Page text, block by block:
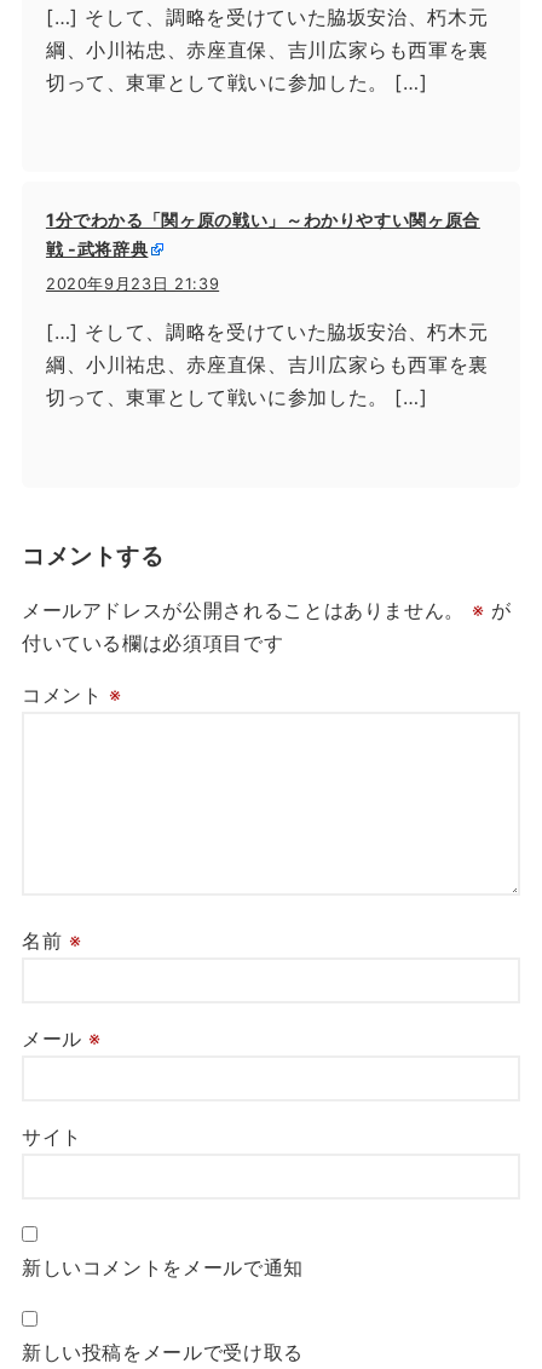
[…] そして、調略を受けていた脇坂安治、朽木元
綱、小川祐忠、赤座直保、吉川広家らも西軍を裏
切って、東軍として戦いに参加した。 […]
1分でわかる「関ヶ原の戦い」～わかりやすい関ヶ原合
戦 -武将辞典
2020年9月23日 21:39
[…] そして、調略を受けていた脇坂安治、朽木元
綱、小川祐忠、赤座直保、吉川広家らも西軍を裏
切って、東軍として戦いに参加した。 […]
コメントする
メールアドレスが公開されることはありません。 ※ が
付いている欄は必須項目です
コメント ※
名前 ※
メール ※
サイト
新しいコメントをメールで通知
新しい投稿をメールで受け取る